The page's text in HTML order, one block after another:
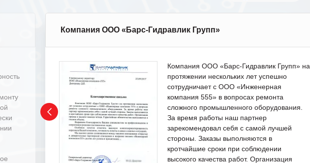
Компания ООО «Барс-Гидравлик Групп»
Компания ООО «Барс-Гидравлик Групп» на
протяжении нескольких лет успешно
сотрудничает с ООО «Инженерная
компания 555» в вопросах ремонта
сложного промышленного оборудования.
За время работы наш партнер
зарекомендовал себя с самой лучшей
стороны. Заказы выполняются в
кротчайшие сроки при соблюдении
высокого качества работ. Организация